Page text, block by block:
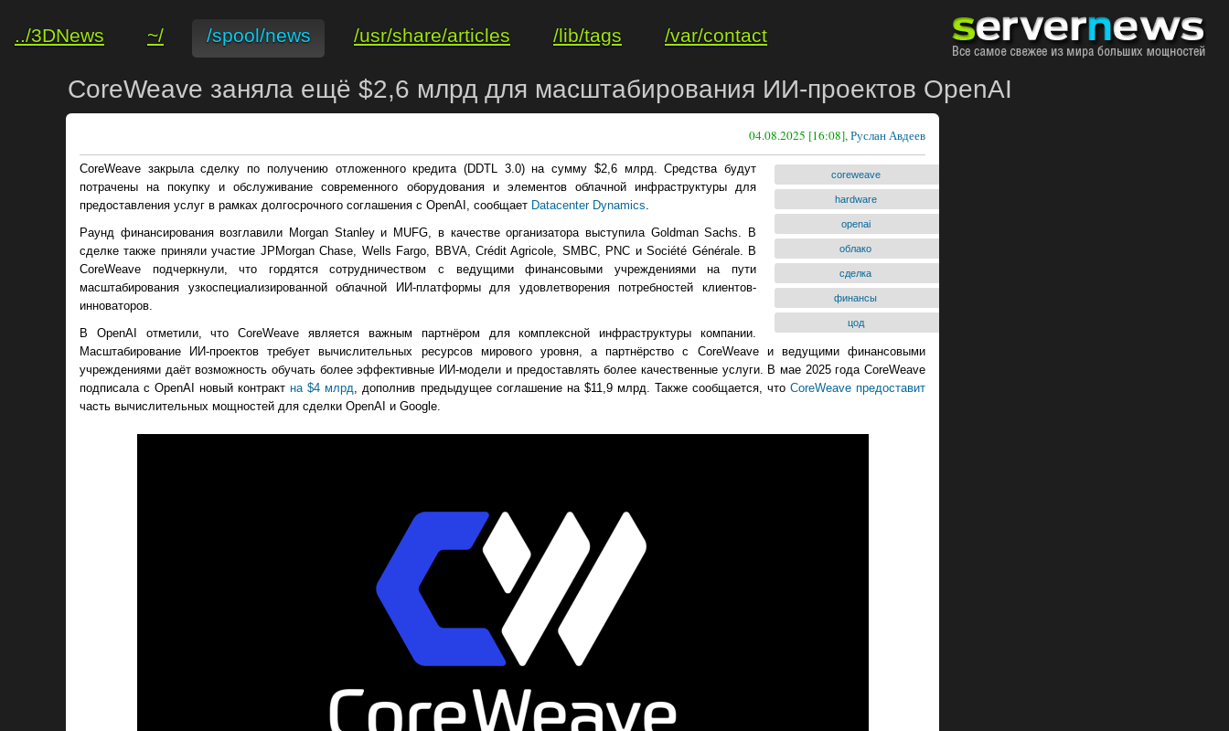
../3DNews ~/ /spool/news /usr/share/articles /lib/tags /var/contact
CoreWeave заняла ещё $2,6 млрд для масштабирования ИИ-проектов OpenAI
04.08.2025 [16:08],Руслан Авдеев
coreweave
hardware
openai
облако
сделка
финансы
цод
CoreWeave закрыла сделку по получению отложенного кредита (DDTL 3.0) на сумму $2,6 млрд. Средства будут
потрачены на покупку и обслуживание современного оборудования и элементов облачной инфраструктуры для
предоставления услуг в рамках долгосрочного соглашения с OpenAI, сообщает Datacenter Dynamics.
Раунд финансирования возглавили Morgan Stanley и MUFG, в качестве организатора выступила Goldman Sachs. В
сделке также приняли участие JPMorgan Chase, Wells Fargo, BBVA, Crédit Agricole, SMBC, PNC и Société Générale. В
CoreWeave подчеркнули, что гордятся сотрудничеством с ведущими финансовыми учреждениями на пути
масштабирования узкоспециализированной облачной ИИ-платформы для удовлетворения потребностей клиентов-
инноваторов.
В OpenAI отметили, что CoreWeave является важным партнёром для комплексной инфраструктуры компании.
Масштабирование ИИ-проектов требует вычислительных ресурсов мирового уровня, а партнёрство с CoreWeave и ведущими финансовыми
учреждениями даёт возможность обучать более эффективные ИИ-модели и предоставлять более качественные услуги. В мае 2025 года CoreWeave
подписала с OpenAI новый контрактна $4 млрд, дополнив предыдущее соглашение на $11,9 млрд. Также сообщается, что CoreWeave предоставит
часть вычислительных мощностей для сделки OpenAI и Google.